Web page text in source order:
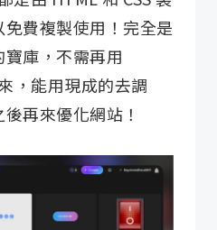
費複製使用！​完全是
庫，不需再用
，能用現成的去調
再來優化網站！